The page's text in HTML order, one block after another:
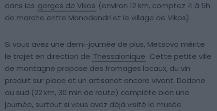
dans les gorges de Vikos (environ 12 km, comptez 4 à 5h
de marche entre Monodendri et le village de Vikos).
Si vous avez une demi-journée de plus, Metsovo mérite
le trajet en direction de Thessalonique. Cette petite ville
de montagne propose des fromages locaux, du vin
produit sur place et un artisanat encore vivant. Dodone
au sud (22 km, 30 min de route) complète bien une
journée, surtout si vous avez déjà visité le musée